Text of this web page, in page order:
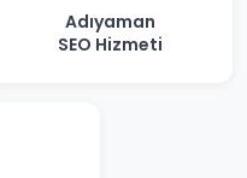
Adıyaman
SEO Hizmeti